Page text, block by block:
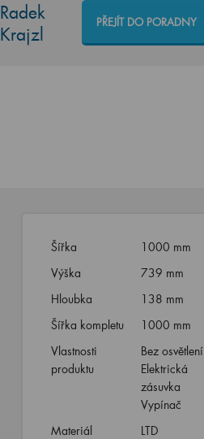
Radek
Krajzl
PŘEJÍT DO PORADNY
Šířka
1000 mm
Výška
739 mm
Hloubka
138 mm
Šířka kompletu
1000 mm
Vlastnosti
produktu
Bez osvětlení
Elektrická
zásuvka
Vypínač
Materiál
LTD